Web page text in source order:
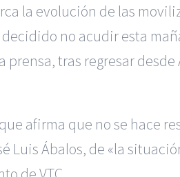
la evolución de las
no acudir esta
tras regresar
afirma que no se hace
Luis Ábalos, de «la